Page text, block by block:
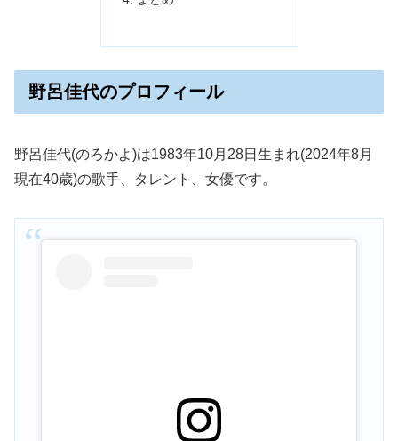
野呂佳代のプロフィール
野呂佳代(のろかよ)は1983年10月28日生まれ(2024年8月
現在40歳)の歌手、タレント、女優です。